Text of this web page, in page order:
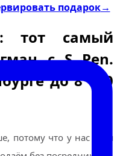
подарок→
тот самый
с S Pen.
до 8 000
потому что у нас своя